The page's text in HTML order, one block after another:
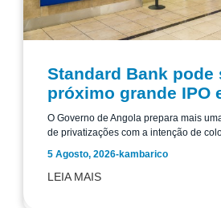
Standard Bank pode
próximo grande IPO
O Governo de Angola prepara mais
de privatizações com a intenção de
5 Agosto, 2026-kambarico
LEIA MAIS